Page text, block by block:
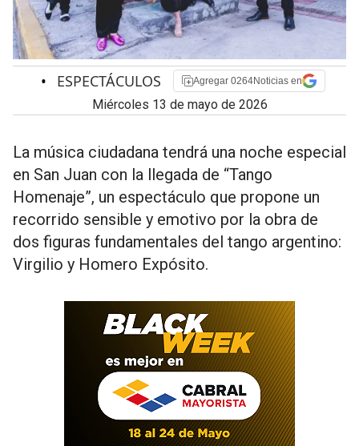
• ESPECTÁCULOS Agregar 0264Noticias en
miércoles 13 de mayo de 2026
La música ciudadana tendrá una noche especial
en San Juan con la llegada de “Tango
Homenaje”, un espectáculo que propone un
recorrido sensible y emotivo por la obra de
dos figuras fundamentales del tango argentino:
Virgilio y Homero Expósito.